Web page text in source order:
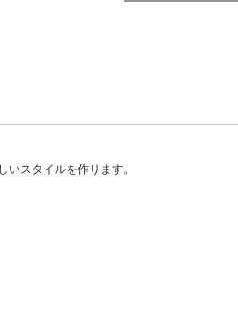
スタイルを作ります。